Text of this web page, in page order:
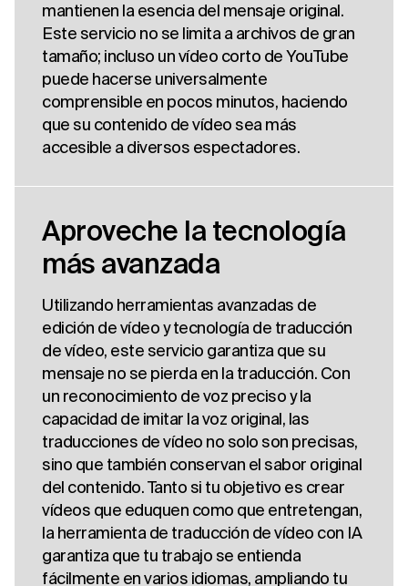
mantienen la esencia del mensaje original.
Este servicio no se limita a archivos de gran
tamaño; incluso un vídeo corto de YouTube
puede hacerse universalmente
comprensible en pocos minutos, haciendo
que su contenido de vídeo sea más
accesible a diversos espectadores.
Aproveche la tecnología
más avanzada
Utilizando herramientas avanzadas de
edición de vídeo y tecnología de traducción
de vídeo, este servicio garantiza que su
mensaje no se pierda en la traducción. Con
un reconocimiento de voz preciso y la
capacidad de imitar la voz original, las
traducciones de vídeo no solo son precisas,
sino que también conservan el sabor original
del contenido. Tanto si tu objetivo es crear
vídeos que eduquen como que entretengan,
la herramienta de traducción de vídeo con IA
garantiza que tu trabajo se entienda
fácilmente en varios idiomas, ampliando tu